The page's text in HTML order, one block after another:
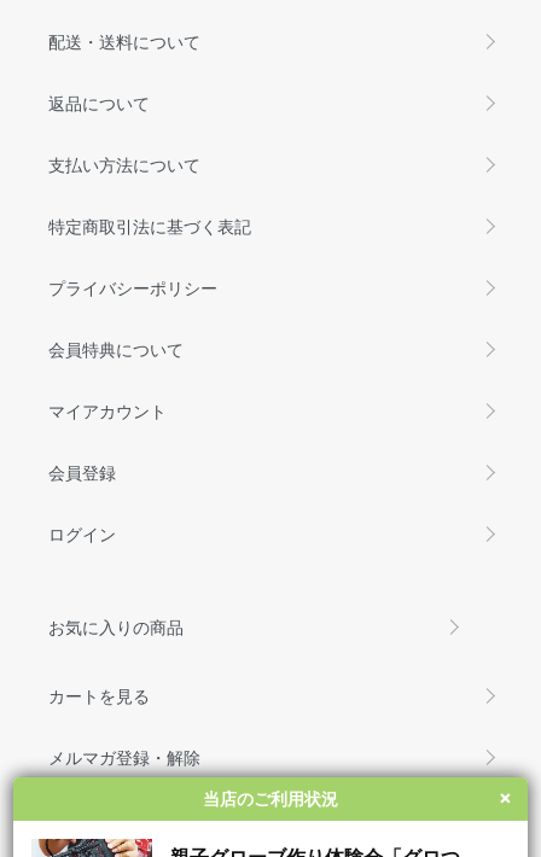
配送・送料について
返品について
支払い方法について
特定商取引法に基づく表記
プライバシーポリシー
会員特典について
マイアカウント
会員登録
ログイン
お気に入りの商品
カートを見る
メルマガ登録・解除
お問い合わせ
当店のご利用状況 ×
当店のご利用状況 ×